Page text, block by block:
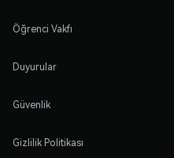
Öğrenci Vakfı
Duyurular
Güvenlik
Gizlilik Politikası